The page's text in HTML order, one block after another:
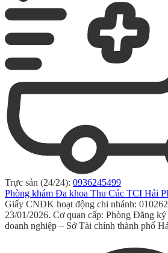
Trực sản (24/24): 0936245499
Phòng khám Đa khoa Thu Cúc TCI Hải
Giấy CNĐK hoạt động chi nhánh:
23/01/2026. Cơ quan cấp: Phòng Đăng
doanh nghiệp – Sở Tài chính thành phố